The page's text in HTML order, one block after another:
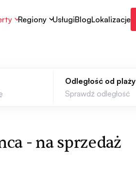
Regiony UsługiBlogLokalizacje
Odległość od plaży
- na sprzedaż